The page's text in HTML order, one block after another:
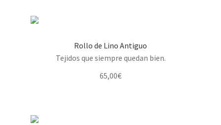
Rollo de Lino Antiguo
Tejidos que siempre quedan bien.
65,00€